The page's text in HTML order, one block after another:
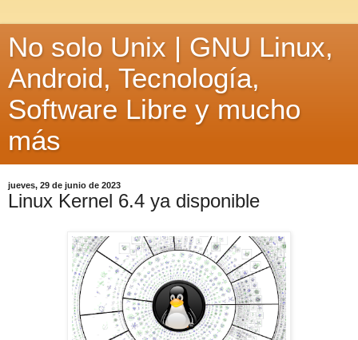
No solo Unix | GNU Linux,
Android, Tecnología,
Software Libre y mucho
más
jueves, 29 de junio de 2023
Linux Kernel 6.4 ya disponible